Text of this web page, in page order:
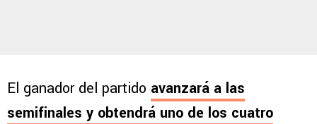
El ganador del partido avanzará a las
semifinales y obtendrá uno de los cuatro